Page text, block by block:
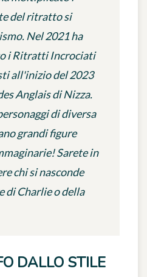
del ritratto si
Nel 2021 ha
i Ritratti Incrociati
all'inizio del 2023
Anglais di Nizza.
di diversa
grandi figure
Sarete in
chi si nasconde
di Charlie o della
DALLO STILE